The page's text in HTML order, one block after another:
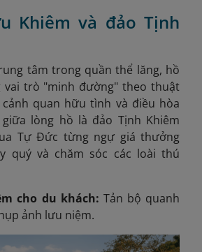
Khiêm và đảo Tịnh
tâm trong quần thể lăng, hồ
vai trò "minh đường" theo thuật
quan hữu tình và điều hòa
lòng hồ là đảo Tịnh Khiêm
Tự Đức từng ngự giá thưởng
quý và chăm sóc các loài thú
cho du khách: Tản bộ quanh
ảnh lưu niệm.